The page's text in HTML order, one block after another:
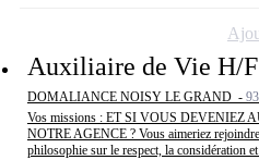
Auxiliaire de Vie H/F
DOMALIANCE NOISY LE GRAND -
Vos missions : ET SI VOUS DEVENIEZ
NOTRE AGENCE ? Vous aimeriez
philosophie sur le respect, la considération